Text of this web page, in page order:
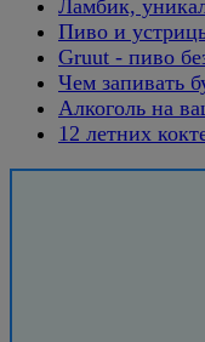
Ламбик,
Пиво и
Gruut - пиво
Чем запивать
Алкоголь на
12 летних